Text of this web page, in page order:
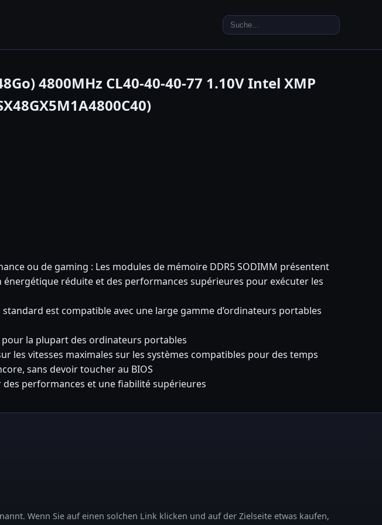
Search
for:
4800MHz CL40-40-40-77 1.10V Intel XMP
ou de gaming : Les modules de mémoire DDR5 SODIMM présentent
réduite et des performances supérieures pour exécuter les
est compatible avec une large gamme d’ordinateurs portables
la plupart des ordinateurs portables
les vitesses maximales sur les systèmes compatibles pour des temps
sans devoir toucher au BIOS
performances et une fiabilité supérieures
Wenn Sie auf einen solchen Link klicken und auf der Zielseite etwas kaufen,